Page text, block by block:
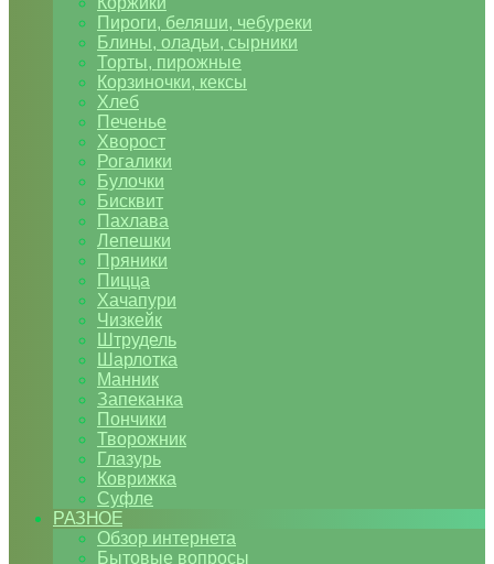
Пироги, беляши, чебуреки
Блины, оладьи, сырники
Торты, пирожные
Корзиночки, кексы
Хлеб
Печенье
Хворост
Рогалики
Булочки
Бисквит
Пахлава
Лепешки
Пряники
Пицца
Хачапури
Чизкейк
Штрудель
Шарлотка
Манник
Запеканка
Пончики
Творожник
Глазурь
Коврижка
Суфле
РАЗНОЕ
Обзор интернета
Бытовые вопросы